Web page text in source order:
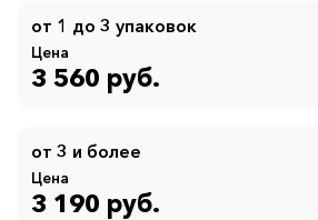
от 1 до 3 упаковок
Цена
3 560 руб.
от 3 и более
Цена
3 190 руб.